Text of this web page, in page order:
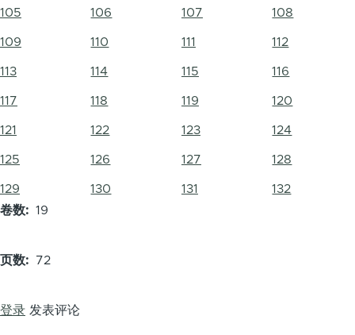
105 106 107 108
109 110 111 112
113 114 115 116
117 118 119 120
121 122 123 124
125 126 127 128
129 130 131
132
卷数
19
页数 72
登录 发表评论